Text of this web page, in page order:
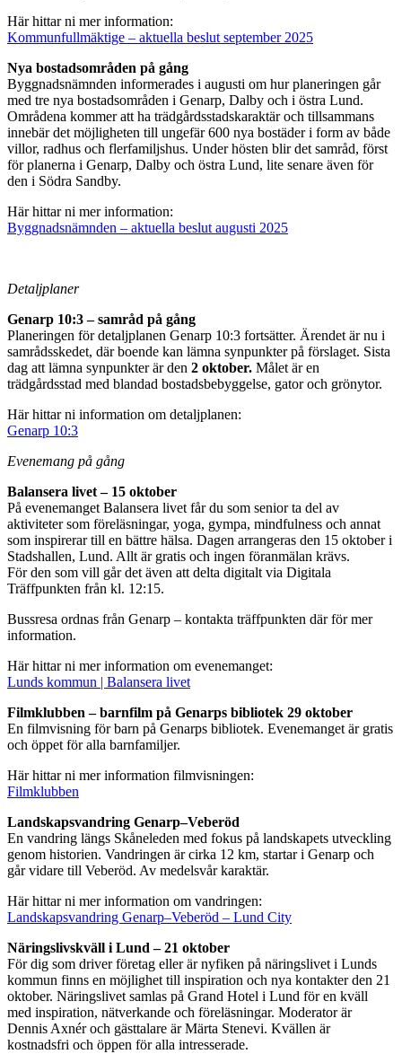
Här hittar ni mer information:
Kommunfullmäktige – aktuella beslut september 2025
Nya bostadsområden på gång
Byggnadsnämnden informerades i augusti om hur planeringen går
med tre nya bostadsområden i Genarp, Dalby och i östra Lund.
Områdena kommer att ha trädgårdsstadskaraktär och tillsammans
innebär det möjligheten till ungefär 600 nya bostäder i form av både
villor, radhus och flerfamiljshus. Under hösten blir det samråd, först
för planerna i Genarp, Dalby och östra Lund, lite senare även för
den i Södra Sandby.
Här hittar ni mer information:
Byggnadsnämnden – aktuella beslut augusti 2025
Detaljplaner
Genarp 10:3 – samråd på gång
Planeringen för detaljplanen Genarp 10:3 fortsätter. Ärendet är nu i
samrådsskedet, där boende kan lämna synpunkter på förslaget. Sista
dag att lämna synpunkter är den 2 oktober. Målet är en
trädgårdsstad med blandad bostadsbebyggelse, gator och grönytor.
Här hittar ni information om detaljplanen:
Genarp 10:3
Evenemang på gång
Balansera livet – 15 oktober
På evenemanget Balansera livet får du som senior ta del av
aktiviteter som föreläsningar, yoga, gympa, mindfulness och annat
som inspirerar till en bättre hälsa. Dagen arrangeras den 15 oktober i
Stadshallen, Lund. Allt är gratis och ingen föranmälan krävs.
För den som vill går det även att delta digitalt via Digitala
Träffpunkten från kl. 12:15.
Bussresa ordnas från Genarp – kontakta träffpunkten där för mer
information.
Här hittar ni mer information om evenemanget:
Lunds kommun | Balansera livet
Filmklubben – barnfilm på Genarps bibliotek 29 oktober
En filmvisning för barn på Genarps bibliotek. Evenemanget är gratis
och öppet för alla barnfamiljer.
Här hittar ni mer information filmvisningen:
Filmklubben
Landskapsvandring Genarp–Veberöd
En vandring längs Skåneleden med fokus på landskapets utveckling
genom historien. Vandringen är cirka 12 km, startar i Genarp och
går vidare till Veberöd. Av medelsvår karaktär.
Här hittar ni mer information om vandringen:
Landskapsvandring Genarp–Veberöd – Lund City
Näringslivskväll i Lund – 21 oktober
För dig som driver företag eller är nyfiken på näringslivet i Lunds
kommun finns en möjlighet till inspiration och nya kontakter den 21
oktober. Näringslivet samlas på Grand Hotel i Lund för en kväll
med inspiration, nätverkande och föreläsningar. Moderator är
Dennis Axnér och gästtalare är Märta Stenevi. Kvällen är
kostnadsfri och öppen för alla intresserade.